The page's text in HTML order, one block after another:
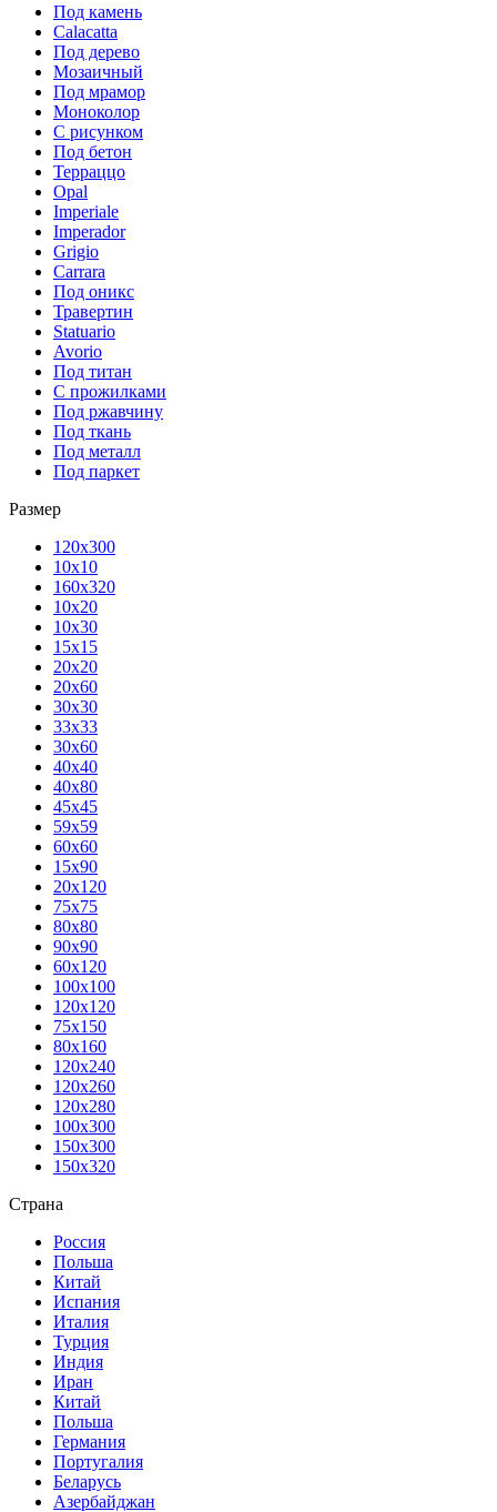
Под камень
Calacatta
Под дерево
Мозаичный
Под мрамор
Моноколор
С рисунком
Под бетон
Терраццо
Opal
Imperiale
Imperador
Grigio
Carrara
Под оникс
Травертин
Statuario
Avorio
Под титан
С прожилками
Под ржавчину
Под ткань
Под металл
Под паркет
Размер
120х300
10х10
160х320
10х20
10х30
15х15
20х20
20х60
30х30
33х33
30х60
40х40
40х80
45х45
59х59
60х60
15х90
20х120
75х75
80х80
90х90
60х120
100х100
120х120
75х150
80х160
120х240
120х260
120х280
100х300
150х300
150х320
Страна
Россия
Польша
Китай
Испания
Италия
Турция
Индия
Иран
Китай
Польша
Германия
Португалия
Беларусь
Азербайджан